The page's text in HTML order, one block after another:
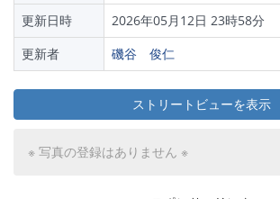
更新日時
2026年05月12日 23時58分
更新者
磯谷 俊仁
ストリートビューを表示
※ 写真の登録はありません ※